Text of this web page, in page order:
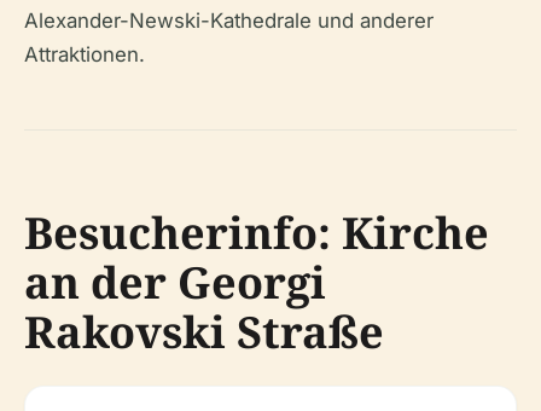
Alexander-Newski-Kathedrale und anderer
Attraktionen.
Besucherinfo: Kirche
an der Georgi
Rakovski Straße